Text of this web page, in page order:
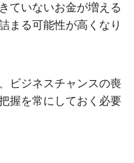
タイムレコーダー
ていないお金が増える
まる可能性が高くなり
ビジネスチャンスの喪
握を常にしておく必要